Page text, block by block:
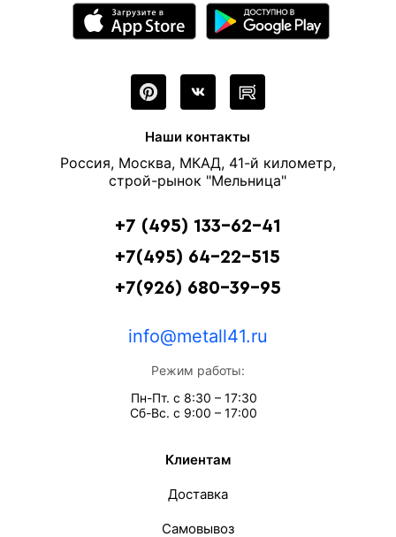
Наши контакты
Россия, Москва, МКАД, 41-й километр,
строй-рынок "Мельница"
+7 (495) 133-62-41
+7(495) 64-22-515
+7(926) 680-39-95
info@metall41.ru
Режим работы:
Пн-Пт. с 8:30 – 17:30
Сб-Вс. с 9:00 – 17:00
Клиентам
Доставка
Самовывоз